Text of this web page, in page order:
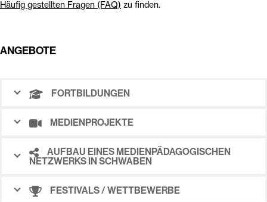
Häufig gestellten Fragen (FAQ) zu finden.
ANGEBOTE
FORTBILDUNGEN
MEDIENPROJEKTE
AUFBAU EINES MEDIENPÄDAGOGISCHEN
NETZWERKS IN SCHWABEN
FESTIVALS / WETTBEWERBE